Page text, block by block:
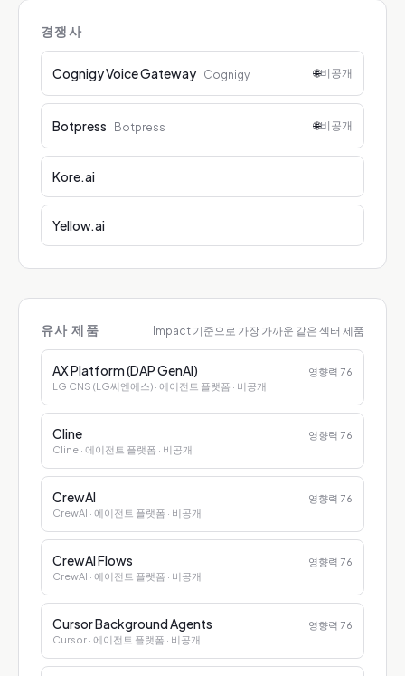
경쟁사
Cognigy Voice Gateway Cognigy 🌐비공개
Botpress Botpress 🌐비공개
Kore.ai
Yellow.ai
유사 제품 Impact 기준으로 가장 가까운 같은 섹터 제품
AX Platform (DAP GenAI) 영향력 76
LG CNS (LG씨엔에스) · 에이전트 플랫폼 · 비공개
Cline 영향력 76
Cline · 에이전트 플랫폼 · 비공개
CrewAI 영향력 76
CrewAI · 에이전트 플랫폼 · 비공개
CrewAI Flows 영향력 76
CrewAI · 에이전트 플랫폼 · 비공개
Cursor Background Agents 영향력 76
Cursor · 에이전트 플랫폼 · 비공개